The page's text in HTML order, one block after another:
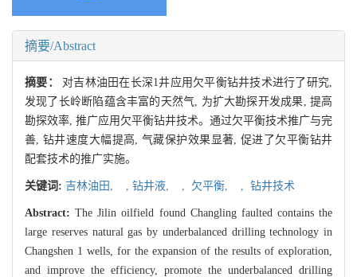
摘要/Abstract
摘要： 对吉林油田在长深1井应用欠平衡钻井技术进行了研究,
发现了长岭断陷蕴含丰富的天然气, 为扩大勘探开发成果, 提高
勘探效率, 推广应用欠平衡钻井技术。通过欠平衡技术推广与完
善, 钻井速度大幅提高, 气藏保护效果显著, 促进了欠平衡钻井
配套技术的推广实施。
关键词: 吉林油田, , 钻井液, , 欠平衡, , 钻井技术
Abstract:The Jilin oilfield found Changling faulted contains the
large reserves natural gas by underbalanced drilling technology in
Changshen 1 wells, for the expansion of the results of exploration,
and improve the efficiency, promote the underbalanced drilling